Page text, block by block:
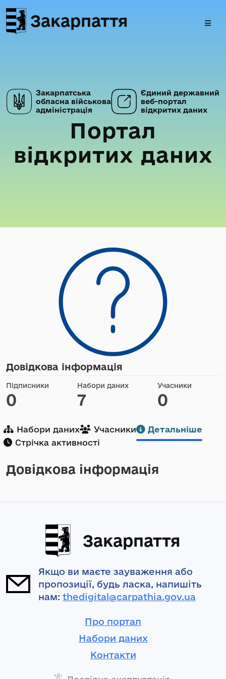
Закарпаття
Закарпатська
обласна військова
адміністрація
Єдиний державний
веб-портал
відкритих даних
Портал
відкритих даних
Довідкова інформація
Підписники
0
Набори даних
7
Учасники
0
Набори даних Учасники
Детальніше
Стрічка активності
Довідкова інформація
Закарпаття
Якщо ви маєте зауваження або
пропозиції, будь ласка, напишіть
нам: thedigital@carpathia.gov.ua
Про портал
Набори даних
Контакти